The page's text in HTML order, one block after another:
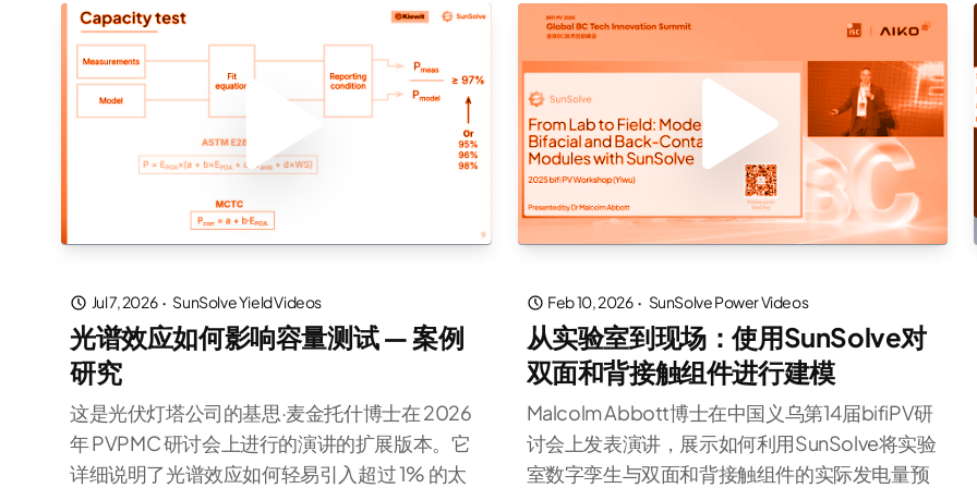
Jul 7, 2026 · SunSolve Yield Videos
光谱效应如何影响容量测试 — 案例
研究
这是光伏灯塔公司的基思·麦金托什博士在 2026
年 PVPMC 研讨会上进行的演讲的扩展版本。它
详细说明了光谱效应如何轻易引入超过 1% 的太
Feb 10, 2026 · SunSolve Power Videos
从实验室到现场：使用SunSolve对
双面和背接触组件进行建模
Malcolm Abbott博士在中国义乌第14届bifiPV研
讨会上发表演讲，展示如何利用SunSolve将实验
室数字孪生与双面和背接触组件的实际发电量预